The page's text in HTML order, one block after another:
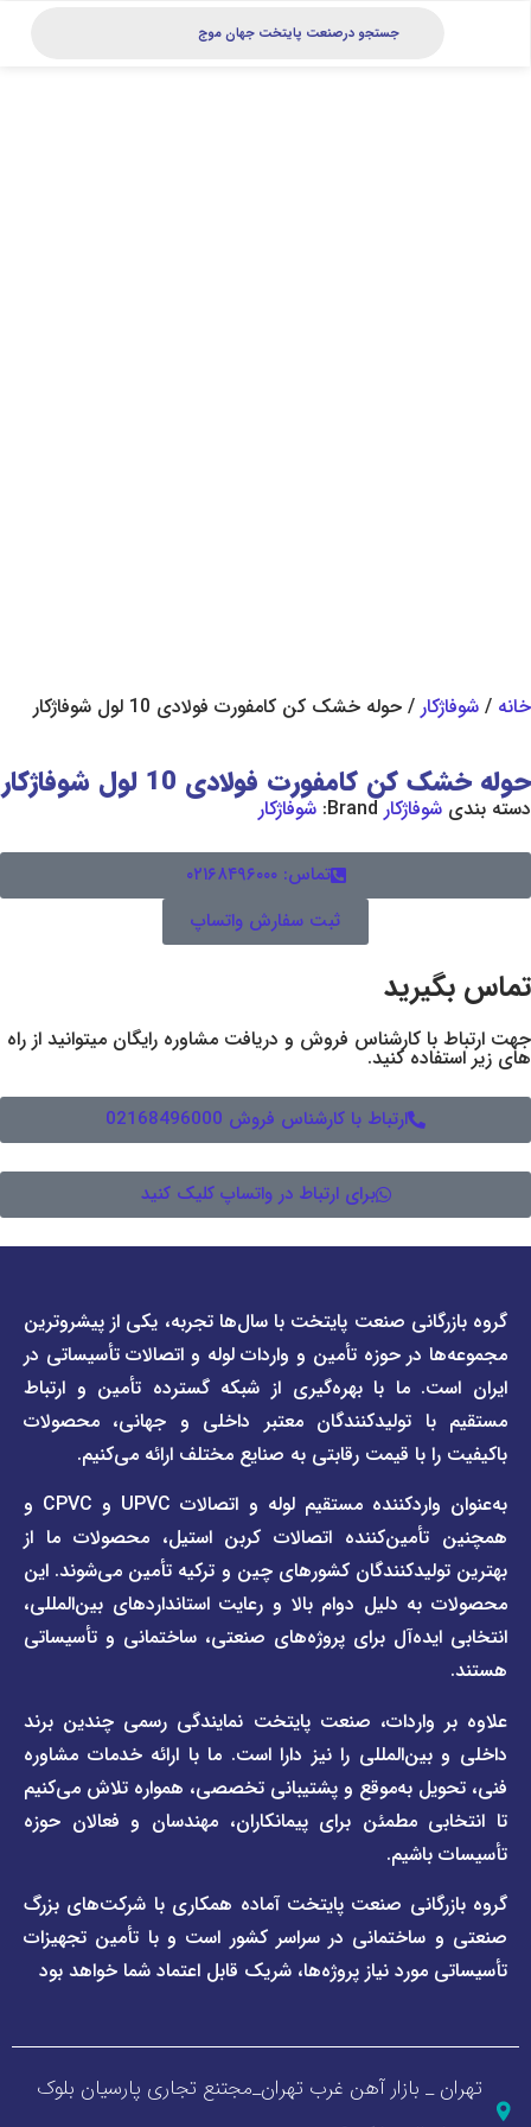
/ حوله خشک کن کامفورت فولادی 10 لول شوفاژکار
فولادی 10 لول شوفاژکار
Brand: شوفاژکار
ثبت سفارش واتساپ
کارشناس فروش و دریافت مشاوره رایگان میتوانید از راه
کنید.
ارتباط با کارشناس فروش 02168496000
برای ارتباط در واتساپ کلیک کنید
صنعت پایتخت با سال‌ها تجربه، یکی از پیشروترین
حوزه تأمین و واردات لوله و اتصالات تأسیساتی در
ما با بهره‌گیری از شبکه گسترده تأمین و ارتباط
تولیدکنندگان معتبر داخلی و جهانی، محصولات
با قیمت رقابتی به صنایع مختلف ارائه می‌کنیم.
به‌عنوان واردکننده مستقیم لوله و اتصالات UPVC و CPVC و
اتصالات کربن استیل، محصولات ما از
کشورهای چین و ترکیه تأمین می‌شوند. این
دلیل دوام بالا و رعایت استانداردهای بین‌المللی،
برای پروژه‌های صنعتی، ساختمانی و تأسیساتی
صنعت پایتخت نمایندگی رسمی چندین برند
را نیز دارا است. ما با ارائه خدمات مشاوره
به‌موقع و پشتیبانی تخصصی، همواره تلاش می‌کنیم
مطمئن برای پیمانکاران، مهندسان و فعالان حوزه
صنعت پایتخت آماده همکاری با شرکت‌های بزرگ
در سراسر کشور است و با تأمین تجهیزات
نیاز پروژه‌ها، شریک قابل اعتماد شما خواهد بود
دسترسی
سریع
صفحه
لیست
قیمت
صفحه
برند
صفحه
برند
فاراب
پول
دسترسی
سریع
درباره
ما
قوانین
و
مقررات
وبلاگ
خبری
بازار آهن غرب تهران_مجتنع تجاری پارسیان بلوک